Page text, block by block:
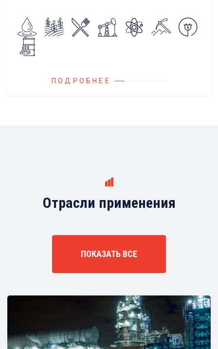
Блок управления Ареоматик совместим с
любыми насосами российских и
иностранных производителей.
ПОДРОБНЕЕ
Отрасли применения
ПОКАЗАТЬ ВСЕ